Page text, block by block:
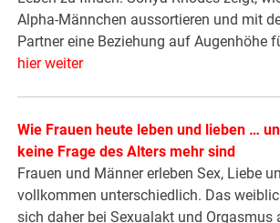
Alpha-Männchen aussortieren und mit
Partner eine Beziehung auf Augenhöhe
hier weiter
Wie Frauen heute leben und lieben …
keine Frage des Alters mehr sind
Frauen und Männer erleben Sex, Liebe
vollkommen unterschiedlich. Das
sich daher bei Sexualakt und Orgasmus